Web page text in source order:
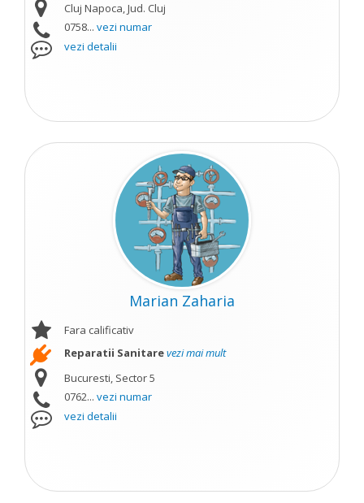
Cluj Napoca, Jud. Cluj
0758... vezi numar
vezi detalii
Marian Zaharia
Fara calificativ
Reparatii Sanitarevezi mai mult
Bucuresti, Sector 5
0762... vezi numar
vezi detalii